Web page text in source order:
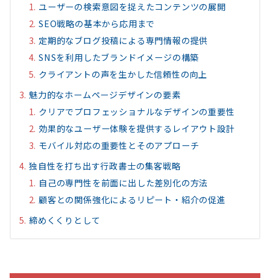
ユーザーの検索意図を捉えたコンテンツの展開
SEO戦略の基本から応用まで
定期的なブログ投稿による専門情報の提供
SNSを利用したブランドイメージの構築
クライアントの声を生かした信頼性の向上
魅力的なホームページデザインの要素
クリアでプロフェッショナルなデザインの重要性
効果的なユーザー体験を提供するレイアウト設計
モバイル対応の重要性とそのアプローチ
独自性を打ち出す行政書士の集客戦略
自己の専門性を前面に出した差別化の方法
顧客との関係強化によるリピート・紹介の促進
締めくくりとして